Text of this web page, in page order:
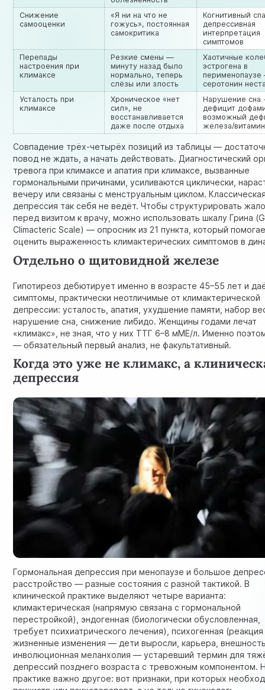
Снижение
самооценки
«Я ни на что не
гожусь», постоянная
самокритика
Когнитивный
депрессивная
интерпретация
симптомов
Перепады
настроения при
климаксе
Резкие смены —
минуту назад было
нормально, теперь
слёзы или злость
Хаотичные
эстрогена в
серотонин
Усталость при
климаксе
Хроническое «нет
сил», не
восстанавливается
даже после отдыха
Нарушение сна
дефицит
возможный
железа/
Совпадение трёх-четырёх позиций из таблицы —
повод не ждать, а начать действовать. Диагностический
тревога при климаксе и апатия при климаксе, вызванные
гормональными причинами, усиливаются циклически,
вечеру или связаны с менструальным циклом.
депрессия так себя не ведёт. Чтобы структурировать
перед визитом к врачу, можно использовать шкалу Грина
Climacteric Scale) — опросник из 21 пункта, который
оценить выраженность климактерических симптомов в
Отдельно о щитовидной железе
Гипотиреоз дебютирует именно в возрасте 45–55 лет и
симптомы, практически неотличимые от климактерической
депрессии: усталость, апатия, ухудшение памяти, набор
нарушение сна, снижение либидо. Женщины годами лечат
«климакс», не зная, что у них ТТГ 6–8 мМЕ/л. Именно
— обязательный первый анализ, не факультативный.
Когда это уже не климакс, а
депрессия
Гормональная депрессия при менопаузе и большое
расстройство — разные состояния с разной тактикой. В
клинической практике выделяют четыре варианта:
климактерическая (напрямую связана с гормональной
перестройкой), эндогенная (биологически обусловленная,
требует психиатрического лечения), психогенная (реакция
жизненные изменения — дети выросли, карьера,
инволюционная меланхолия — устаревший термин для
депрессий позднего возраста с тревожным компонентом.
практике важно другое: вот признаки, при которых